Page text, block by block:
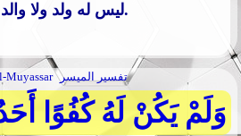
ليس له ولد ولا والد ولا صاحبة.
Muyassar تفسير الميسر
وَلَمْ يَكُنْ لَهُ كُفُوًا